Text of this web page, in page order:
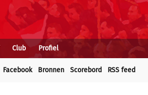
Club Profiel
Facebook Bronnen Scorebord RSS feed